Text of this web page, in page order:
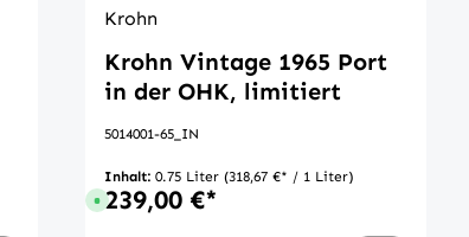
Krohn
Krohn Vintage 1965 Port
in der OHK, limitiert
5014001-65_IN
Inhalt: 0.75 Liter (318,67 €* / 1 Liter)
Sofort verfügbar, Lieferzeit: 1-3 Tage
239,00 €*